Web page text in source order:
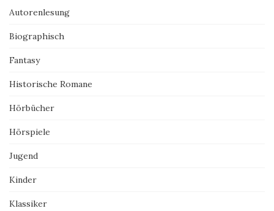
Autorenlesung
Biographisch
Fantasy
Historische Romane
Hörbücher
Hörspiele
Jugend
Kinder
Klassiker